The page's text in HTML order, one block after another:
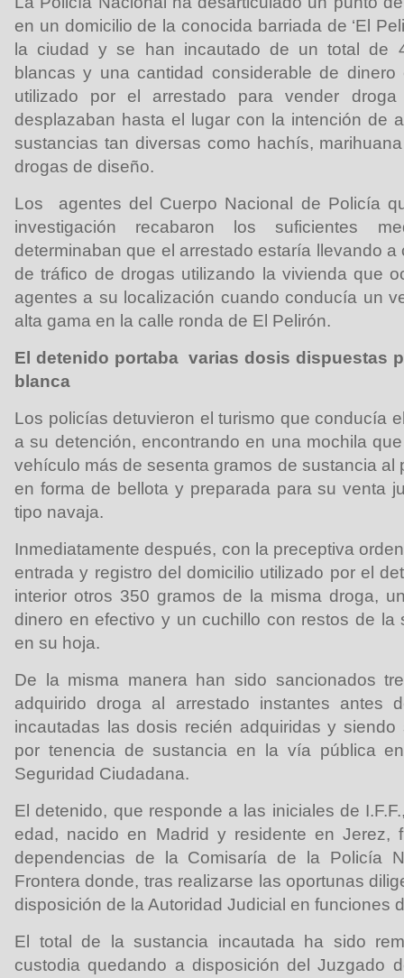
en un domicilio de la conocida barriada de ‘El
la ciudad y se han incautado de un total de
blancas y una cantidad considerable de
utilizado por el arrestado para vender
desplazaban hasta el lugar con la intención de
sustancias tan diversas como hachís,
drogas de diseño.
Los agentes del Cuerpo Nacional de Policía
investigación recabaron los suficientes
determinaban que el arrestado estaría llevando
de tráfico de drogas utilizando la vivienda que
agentes a su localización cuando conducía un
alta gama en la calle ronda de El Pelirón.
El detenido portaba varias dosis dispuestas
blanca
Los policías detuvieron el turismo que conducía
a su detención, encontrando en una mochila
vehículo más de sesenta gramos de sustancia al
en forma de bellota y preparada para su venta
tipo navaja.
Inmediatamente después, con la preceptiva
entrada y registro del domicilio utilizado por el
interior otros 350 gramos de la misma droga,
dinero en efectivo y un cuchillo con restos de la
en su hoja.
De la misma manera han sido sancionados
adquirido droga al arrestado instantes antes
incautadas las dosis recién adquiridas y
por tenencia de sustancia en la vía pública
Seguridad Ciudadana.
El detenido, que responde a las iniciales de
edad, nacido en Madrid y residente en Jerez,
dependencias de la Comisaría de la Policía
Frontera donde, tras realizarse las oportunas
disposición de la Autoridad Judicial en funciones
El total de la sustancia incautada ha sido
custodia quedando a disposición del Juzgado